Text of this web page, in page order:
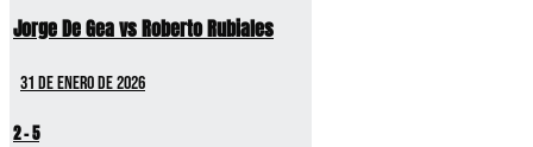
Jorge De Gea vs Roberto Rubiales
31 de enero de 2026
2-5